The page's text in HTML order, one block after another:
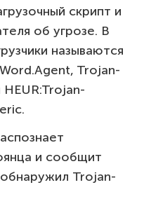
скрипт и
об угрозе. В
называются
Trojan-
и сообщит
Trojan-